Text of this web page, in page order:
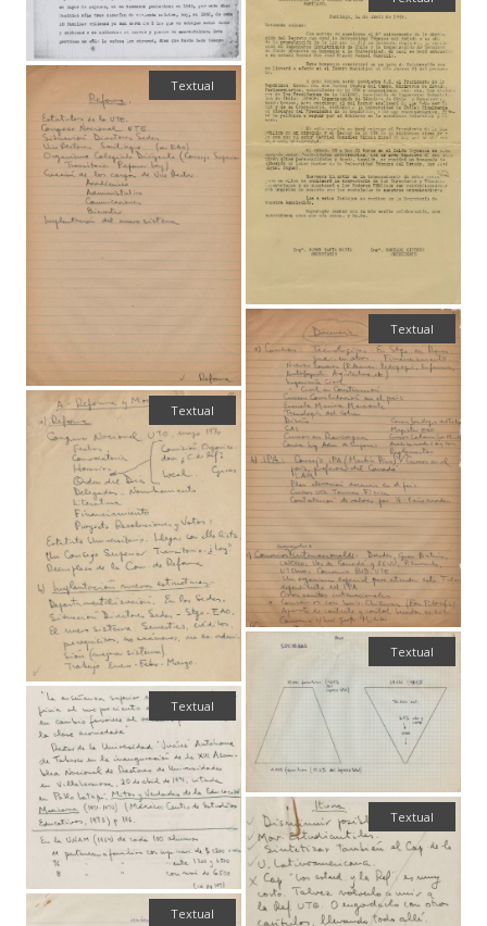
Textual
Textual
Textual
Textual
Textual
Textual
Textual